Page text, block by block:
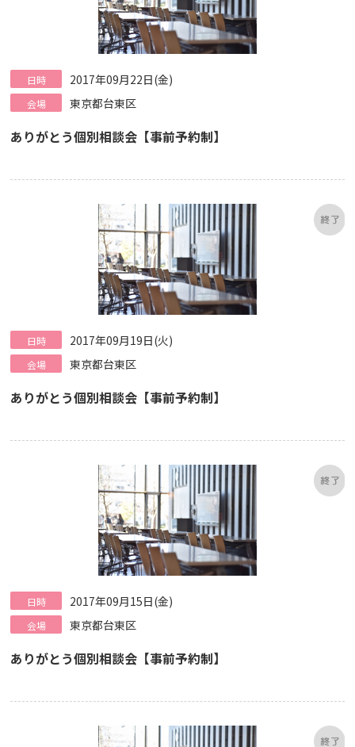
日時 2017年09月22日(金)
会場 東京都台東区
ありがとう個別相談会【事前予約制】
日時 2017年09月19日(火)
会場 東京都台東区
ありがとう個別相談会【事前予約制】
日時 2017年09月15日(金)
会場 東京都台東区
ありがとう個別相談会【事前予約制】